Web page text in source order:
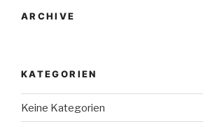
ARCHIVE
KATEGORIEN
Keine Kategorien